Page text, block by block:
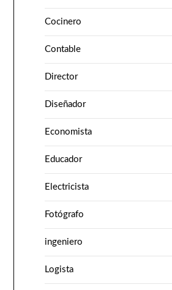
Cocinero
Contable
Director
Diseñador
Economista
Educador
Electricista
Fotógrafo
ingeniero
Logista